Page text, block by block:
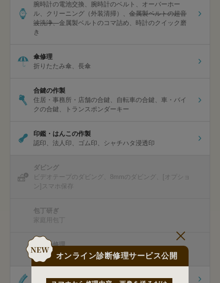
オンライン診断修理サービス公開
腕時計の電池交換
腕時計のベルト
オーバーホー
ル
クリーニング（外装清掃）
金属製ベルトの超音
波洗浄
金属製ベルトのコマ詰め
時計のクイック磨
き
傘修理
折りたたみ傘
長傘
合鍵の作製
住居・事務所・店舗の合鍵
自転車の合鍵
車・バイ
クの合鍵
トランスポンダーキー
印鑑・はんこの作製
認印
法人印 ゴム印 シャチハタ浸透印
ダビング
ビデオテープのダビング
8mmのダビング
[オプショ
ン]スマホ保存
包丁研ぎ
家庭用包丁
杖先の修理
杖先の修理
杖の販売
オリジナル商品